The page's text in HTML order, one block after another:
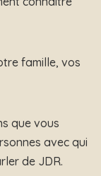
famille, vos
que vous
avec qui
de JDR.